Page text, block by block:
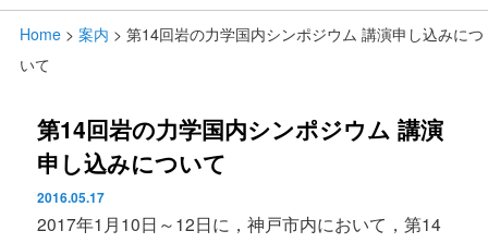
Home > 案内 > 第14回岩の力学国内シンポジウム 講演申し込みにつ
いて
第14回岩の力学国内シンポジウム 講演
申し込みについて
2016.05.17
2017年1月10日～12日に，神戸市内において，第14